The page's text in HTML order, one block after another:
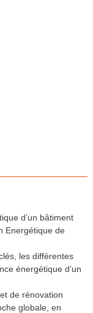
d’un bâtiment
Energétique de
les différentes
énergétique d’un
de rénovation
globale, en